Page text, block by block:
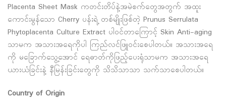
Placenta Sheet Mask ကတင်းတိပ်နဲ့အမဲစက်တွေအတွက် အထူး
ကောင်းမွန်သော Cherry ပန်းရဲ့ တစ်မျိုးဖြစ်တဲ့ Prunus Serrulata
Phytoplacenta Culture Extract ပါဝင်တာကြောင့် Skin Anti-aging
သာမက အသားအရေကိုပါ ကြည်လင်ဖြူဝင်းစေပါတယ်။ အသားအရေ
ကို မခြောက်သွေ့အောင် ရေဓာတ်ကိုဖြည့်ပေးရုံသာမက အသားအရေ
ယားယံခြင်းနဲ့ နီမြန်းခြင်းတွေကို သိသိသာသာ သက်သာစေပါတယ်။
Country of Origin